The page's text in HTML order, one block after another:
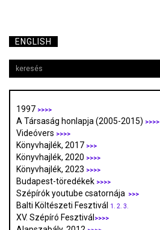
ENGLISH
1997 >>>>
A Társaság honlapja (2005-2015) >>>>
Videóvers >>>>
Könyvhajlék, 2017 >>>
Könyvhajlék, 2020 >>>>
Könyvhajlék, 2023 >>>>
Budapest-töredékek >>>>
Szépírók youtube csatornája >>>
Balti Költészeti Fesztivál 1. 2. 3.
XV. Szépíró Fesztivál >>>>